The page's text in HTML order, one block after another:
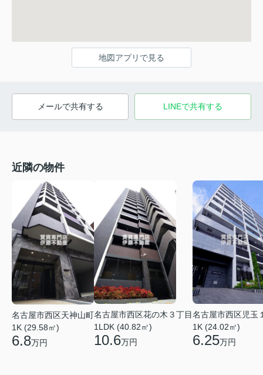
地図アプリで見る
メールで共有する LINEで共有する
近隣の物件
名古屋市西区天神山町
1K (29.58㎡)
6.8万円
名古屋市西区花の木３丁目
1LDK (40.82㎡)
10.6万円
名古屋市西区児玉
1K (24.02㎡)
6.25万円